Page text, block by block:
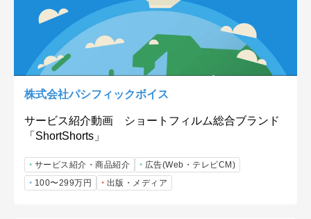
株式会社パシフィックボイス
サービス紹介動画 ショートフィルム総合ブランド
「ShortShorts」
サービス紹介・商品紹介
広告(Web・テレビCM)
100〜299万円
出版・メディア